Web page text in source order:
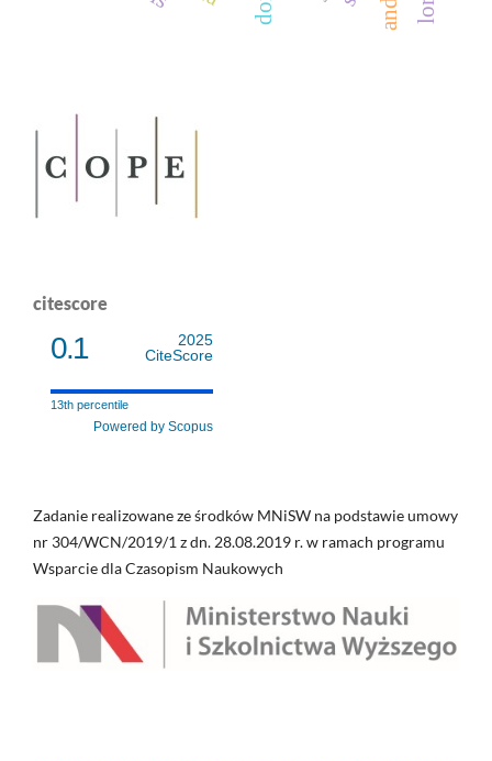
citescore
0.1
2025
CiteScore
13th percentile
Powered by Scopus
Zadanie realizowane ze środków MNiSW na podstawie umowy
nr 304/WCN/2019/1 z dn. 28.08.2019 r. w ramach programu
Wsparcie dla Czasopism Naukowych